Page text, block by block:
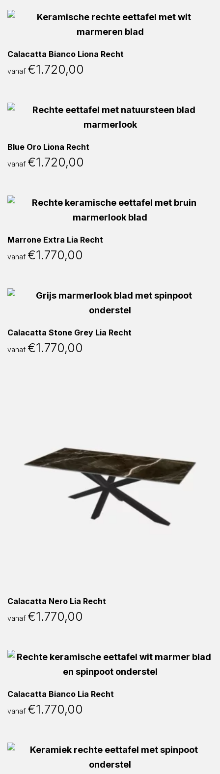
Calacatta Bianco Liona Recht
vanaf €1.720,00
Blue Oro Liona Recht
vanaf €1.720,00
Marrone Extra Lia Recht
vanaf €1.770,00
Calacatta Stone Grey Lia Recht
vanaf €1.770,00
Calacatta Nero Lia Recht
vanaf €1.770,00
Calacatta Bianco Lia Recht
vanaf €1.770,00